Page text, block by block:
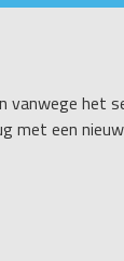
vanwege het
met een